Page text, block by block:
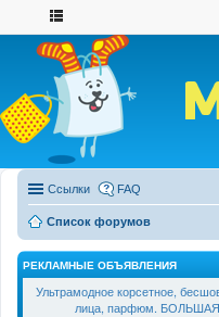
Ссылки FAQ
Список форумов
РЕКЛАМНЫЕ ОБЪЯВЛЕНИЯ
Ультрамодное корсетное,
лица, парфюм.